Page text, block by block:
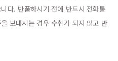
다. 반품하시기 전에 반드시 전화통
보내시는 경우 수취가 되지 않고 반